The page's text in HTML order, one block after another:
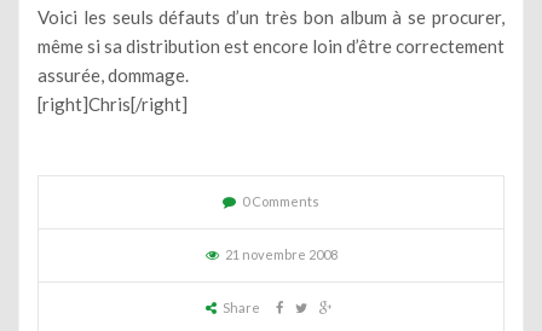
Voici les seuls défauts d’un très bon album à se procurer,
même si sa distribution est encore loin d’être correctement
assurée, dommage.
[right]Chris[/right]
0 Comments
21 novembre 2008
Share